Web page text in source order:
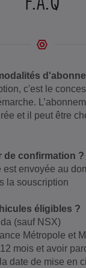
c'est le
et il peut être
de confirmation ?
est envoyée au
la souscription
éligibles ?
(sauf NSX)
Métropole et
mois et avoir
date de mise en